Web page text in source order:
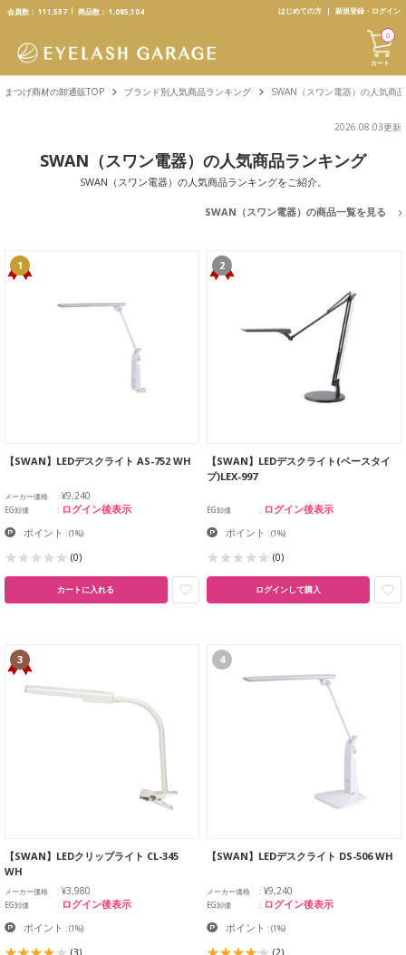
text.skipToContent
text.skipToNavigation
会員数： 111,537 商品数： 1,085,104 はじめての方 新規登録・ログイン
カート
0
まつげ商材の卸通販TOP ブランド別人気商品ランキング SWAN（スワン電器）の人気商
2026.08.03更新
SWAN（スワン電器）の人気商品ランキング
SWAN（スワン電器）の人気商品ランキングをご紹介。
SWAN（スワン電器）の商品一覧を見る
1
【SWAN】LEDデスクライト AS-752 WH
メーカー価格 ¥9,240
EG卸価 ログイン後表示
ポイント :(1%)
(0)
カートに入れる
2
【SWAN】LEDデスクライト(ベースタイ
プ)LEX-997
EG卸価 ログイン後表示
ポイント :(1%)
(0)
ログインして購入
3
【SWAN】LEDクリップライト CL-345
WH
メーカー価格 ¥3,980
EG卸価 ログイン後表示
ポイント :(1%)
(3)
4
【SWAN】LEDデスクライト DS-506 WH
メーカー価格 ¥9,240
EG卸価 ログイン後表示
ポイント :(1%)
(2)